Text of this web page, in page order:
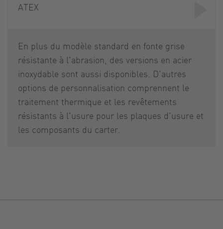
ATEX
En plus du modèle standard en fonte grise
résistante à l'abrasion, des versions en acier
inoxydable sont aussi disponibles. D'autres
options de personnalisation comprennent le
traitement thermique et les revêtements
résistants à l'usure pour les plaques d'usure et
les composants du carter.